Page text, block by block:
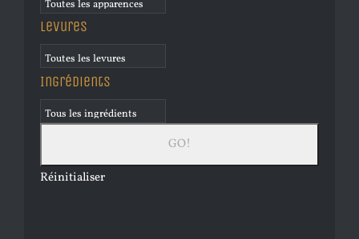
Levures
Ingrédients
Réinitialiser